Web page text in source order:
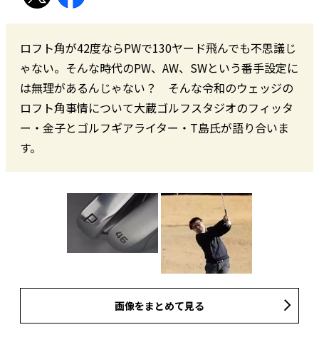
ロフト角が42度ならPWで130ヤード飛んでも不思議じ
ゃない。そんな時代のPW、AW、SWという番手設定に
は無理があるんじゃない？ そんな令和のウェッジの
ロフト角事情について大蔵ゴルフスタジオのフィッタ
ー・金子とゴルフギアライター・T島氏が語り合いま
す。
画像をまとめて見る